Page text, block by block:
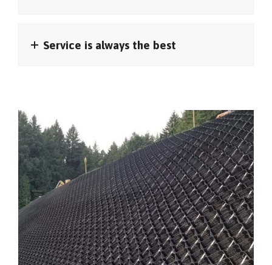
Service is always the best